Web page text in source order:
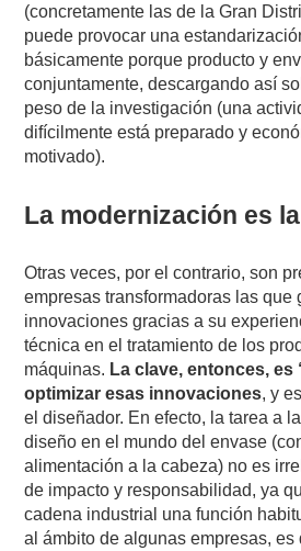
(concretamente las de la Gran
puede provocar una
básicamente porque producto y
conjuntamente, descargando así
peso de la investigación (una
difícilmente está preparado y
motivado).
La modernización es
Otras veces, por el contrario, son
empresas transformadoras las que
innovaciones gracias a su
técnica en el tratamiento de los
máquinas. La clave, entonces, es
optimizar esas innovaciones, y
el diseñador. En efecto, la tarea a
diseño en el mundo del envase
alimentación a la cabeza) no es
de impacto y responsabilidad, ya
cadena industrial una función
al ámbito de algunas empresas, es